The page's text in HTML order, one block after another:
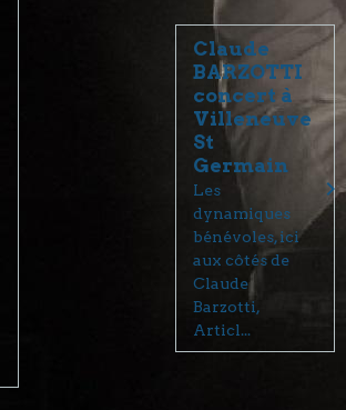
Claude
BARZOTTI
concert à
Villeneuve
St
Germain
Les
dynamiques
bénévoles, ici
aux côtés de
Claude
Barzotti,
Articl...